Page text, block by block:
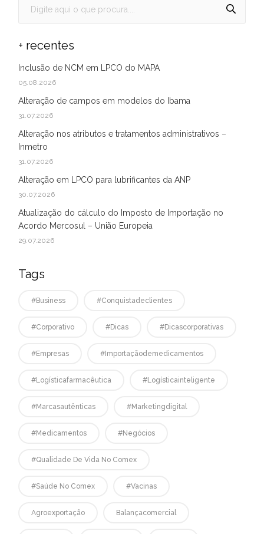
+ recentes
Inclusão de NCM em LPCO do MAPA
05.08.2026
Alteração de campos em modelos do Ibama
31.07.2026
Alteração nos atributos e tratamentos administrativos –
Inmetro
31.07.2026
Alteração em LPCO para lubrificantes da ANP
30.07.2026
Atualização do cálculo do Imposto de Importação no
Acordo Mercosul – União Europeia
29.07.2026
Tags
#business #conquistadeclientes
#corporativo #dicas #dicascorporativas
#empresas #Importaçãodemedicamentos
#logísticafarmacêutica #logísticainteligente
#marcasautênticas #marketingdigital
#medicamentos #negócios
#qualidade De Vida No Comex
#saúde No Comex #vacinas
Agroexportação Balançacomercial